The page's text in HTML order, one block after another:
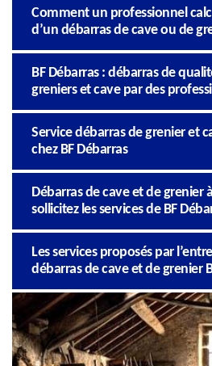
Comment un professionnel
d’un débarras de cave ou de
BF Débarras : débarras de
greniers et cave par des
Service débarras de grenier et
chez BF Débarras
Débarras de cave et de grenier
sollicitez les services de BF
Les services proposés par
débarras de cave et de grenier